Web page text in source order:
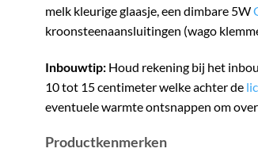
melk kleurige glaasje, een dimbare 5W
kroonsteenaansluitingen (wago
Inbouwtip: Houd rekening bij het
10 tot 15 centimeter welke achter de
eventuele warmte ontsnappen om
Productkenmerken